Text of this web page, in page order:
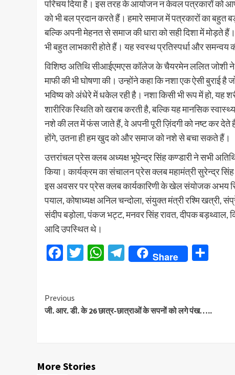
परिचय दिया है। इस तरह के आयोजन न केवल पत्रकारों को
को भी बल प्रदान करते हैं। हमारे समाज में पत्रकारों का
बल्कि अपनी मेहनत से समाज की धारा को सही दिशा में
भी बहुत लाभकारी होते हैं। यह स्वस्थ प्रतिस्पर्धा और समन्वय
विशिष्ठ अतिथि सीआईएमएस कॉलेज के चैयरमेन ललित जोशी
माफी की भी घोषणा की। उन्होंने कहा कि नशा एक ऐसी बुराई है
भविष्य को अंधेरे में धकेल रही है। नशा किसी भी रूप में हो, यह
शारीरिक स्थिति को खराब करती है, बल्कि यह मानसिक
नशे की लत में फंस जाते हैं, वे अपनी पूरी ज़िंदगी को नष्ट कर
होंगे, उतना ही हम खुद को और समाज को नशे से बचा सकते हैं।
उत्तरांचल प्रेस क्लब अध्यक्ष भूपेन्द्र सिंह कण्डारी ने सभी
किया। कार्यक्रम का संचालन प्रेस क्लब महामंत्री सुरेन्द्र
इस अवसर पर प्रेस क्लब कार्यकारिणी के खेल संयोजक अभय सिंह
पयाल, कोषाध्यक्ष अनिल चन्दोला, संयुक्त मंत्री रश्मि खत्री,
संदीप बड़ोला, पंकज भट्ट, मनवर सिंह रावत, दीपक
आदि उपस्थित थे।
Facebook
Twitter
WhatsApp
Telegram
Share
Continue
Reading
Previous
जी. आर. डी. के 26 छात्र-छात्राओं के सपनों को लगे पंख…..
More Stories